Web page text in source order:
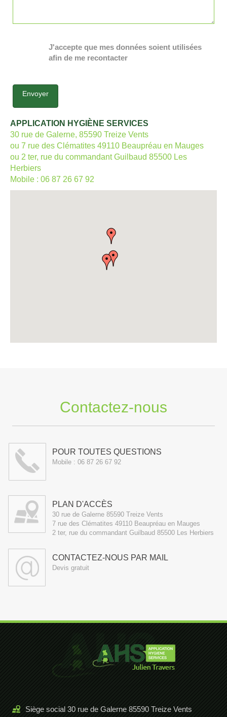
J'accepte que mes données soient utilisées
afin de me recontacter
APPLICATION HYGIÈNE SERVICES
30 rue de Galerne, 85590 Treize Vents
ou 7 rue des Clématites 49110 Beaupréau en Mauges
ou 2 ter, rue du commandant Guilbaud 85500 Les
Herbiers
Mobile : 06 87 26 67 92
Contactez-nous
POUR TOUTES QUESTIONS
Mobile : 06 87 26 67 92
PLAN D'ACCÈS
30 rue de Galerne 85590 Treize Vents
7 rue des Clématites 49110 Beaupréau en Mauges
2 ter, rue du commandant Guilbaud 85500 Les Herbiers
CONTACTEZ-NOUS PAR MAIL
Devis gratuit
Siège social 30 rue de Galerne 85590 Treize Vents